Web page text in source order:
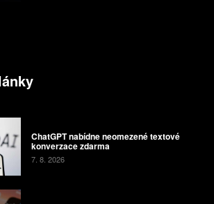
ChatGPT nabídne neomezené textové
konverzace zdarma
7. 8. 2026